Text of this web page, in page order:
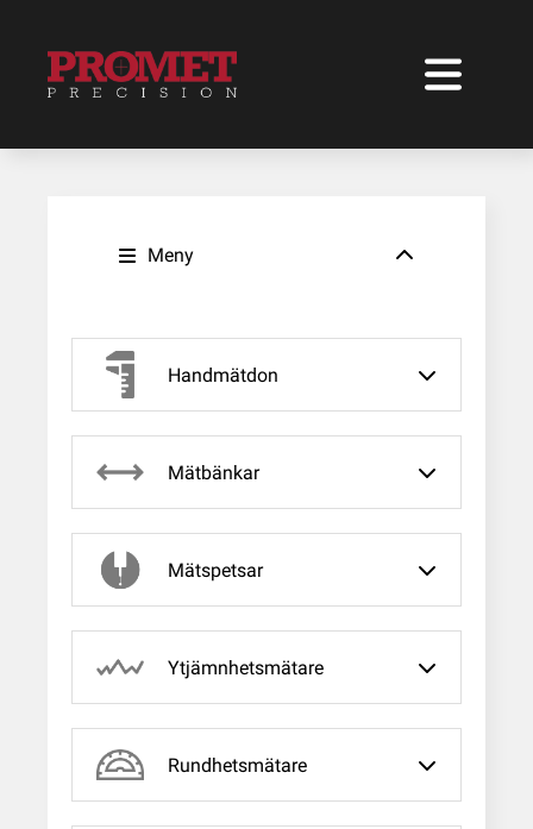
Meny
Handmätdon
Mätbänkar
Mätspetsar
Ytjämnhetsmätare
Rundhetsmätare